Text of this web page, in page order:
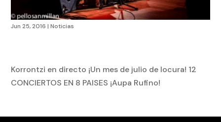
Jun 25, 2016 |Noticias
Korrontzi en directo ¡Un mes de julio de locura! 12
CONCIERTOS EN 8 PAISES ¡Aupa Rufino!